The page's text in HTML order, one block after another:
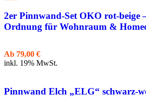
2er Pinnwand-Set OKO rot-beige
Ordnung für Wohnraum &
Ab 79,00 €
inkl. 19% MwSt.
Pinnwand Elch „ELG“ schwarz-